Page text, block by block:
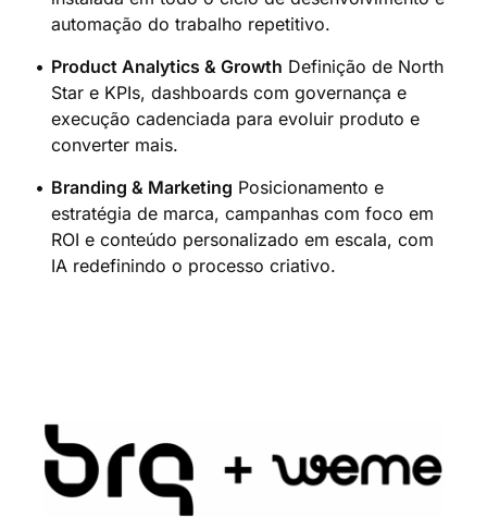
automação do trabalho repetitivo.
Product Analytics & Growth Definição de North
Star e KPIs, dashboards com governança e
execução cadenciada para evoluir produto e
converter mais.
Branding & Marketing Posicionamento e
estratégia de marca, campanhas com foco em
ROI e conteúdo personalizado em escala, com
IA redefinindo o processo criativo.